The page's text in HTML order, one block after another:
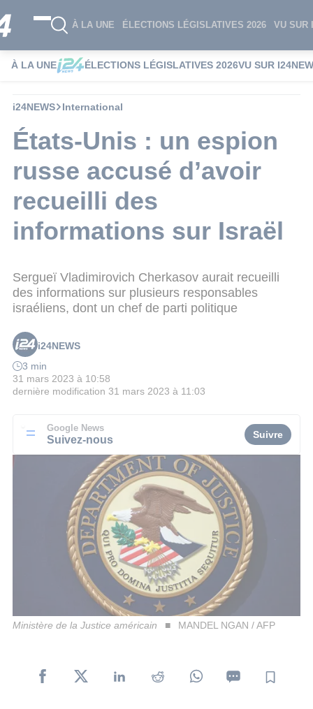
À LA UNE ÉLECTIONS LÉGISLATIVES 2026 VU SUR
À LA UNE ÉLECTIONS LÉGISLATIVES 2026VU SUR
i24NEWS International
États-Unis : un espion
russe accusé d’avoir
recueilli des
informations sur Israël
Sergueï Vladimirovich Cherkasov aurait recueilli
des informations sur plusieurs responsables
israéliens, dont un chef de parti politique
i24NEWS
3 min
31 mars 2023 à 10:58
dernière modification 31 mars 2023 à 11:03
Google News
Suivez-nous Suivre
Ministère de la Justice américain MANDEL NGAN / AFP